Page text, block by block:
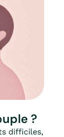
?
difficiles,